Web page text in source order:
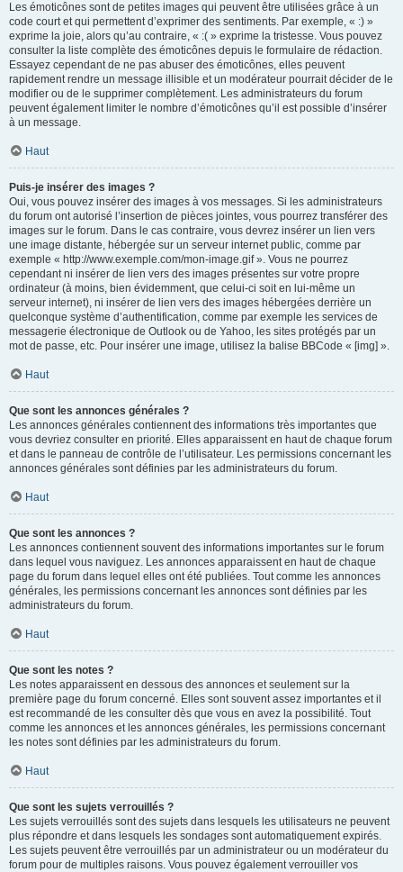
Les émoticônes sont de petites images qui peuvent être utilisées grâce à un
code court et qui permettent d’exprimer des sentiments. Par exemple, « :) »
exprime la joie, alors qu’au contraire, « :( » exprime la tristesse. Vous pouvez
consulter la liste complète des émoticônes depuis le formulaire de rédaction.
Essayez cependant de ne pas abuser des émoticônes, elles peuvent
rapidement rendre un message illisible et un modérateur pourrait décider de le
modifier ou de le supprimer complètement. Les administrateurs du forum
peuvent également limiter le nombre d’émoticônes qu’il est possible d’insérer
à un message.
Haut
Puis-je insérer des images ?
Oui, vous pouvez insérer des images à vos messages. Si les administrateurs
du forum ont autorisé l’insertion de pièces jointes, vous pourrez transférer des
images sur le forum. Dans le cas contraire, vous devrez insérer un lien vers
une image distante, hébergée sur un serveur internet public, comme par
exemple « http://www.exemple.com/mon-image.gif ». Vous ne pourrez
cependant ni insérer de lien vers des images présentes sur votre propre
ordinateur (à moins, bien évidemment, que celui-ci soit en lui-même un
serveur internet), ni insérer de lien vers des images hébergées derrière un
quelconque système d’authentification, comme par exemple les services de
messagerie électronique de Outlook ou de Yahoo, les sites protégés par un
mot de passe, etc. Pour insérer une image, utilisez la balise BBCode « [img] ».
Haut
Que sont les annonces générales ?
Les annonces générales contiennent des informations très importantes que
vous devriez consulter en priorité. Elles apparaissent en haut de chaque forum
et dans le panneau de contrôle de l’utilisateur. Les permissions concernant les
annonces générales sont définies par les administrateurs du forum.
Haut
Que sont les annonces ?
Les annonces contiennent souvent des informations importantes sur le forum
dans lequel vous naviguez. Les annonces apparaissent en haut de chaque
page du forum dans lequel elles ont été publiées. Tout comme les annonces
générales, les permissions concernant les annonces sont définies par les
administrateurs du forum.
Haut
Que sont les notes ?
Les notes apparaissent en dessous des annonces et seulement sur la
première page du forum concerné. Elles sont souvent assez importantes et il
est recommandé de les consulter dès que vous en avez la possibilité. Tout
comme les annonces et les annonces générales, les permissions concernant
les notes sont définies par les administrateurs du forum.
Haut
Que sont les sujets verrouillés ?
Les sujets verrouillés sont des sujets dans lesquels les utilisateurs ne peuvent
plus répondre et dans lesquels les sondages sont automatiquement expirés.
Les sujets peuvent être verrouillés par un administrateur ou un modérateur du
forum pour de multiples raisons. Vous pouvez également verrouiller vos